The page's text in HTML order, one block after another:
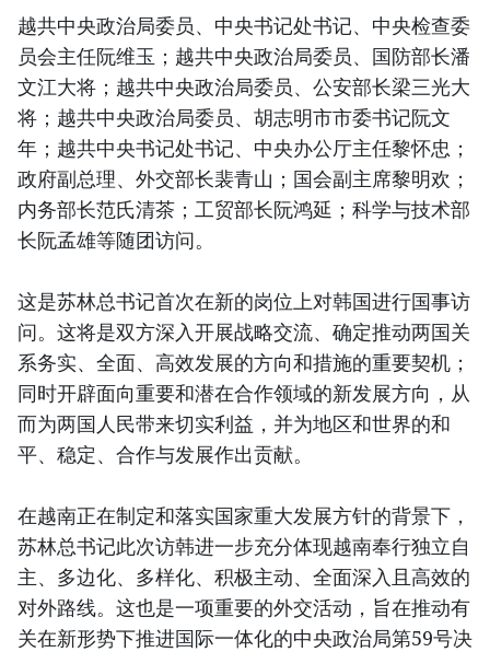
越共中央政治局委员、中央书记处书记、中央检查委
员会主任阮维玉；越共中央政治局委员、国防部长潘
文江大将；越共中央政治局委员、公安部长梁三光大
将；越共中央政治局委员、胡志明市市委书记阮文
年；越共中央书记处书记、中央办公厅主任黎怀忠；
政府副总理、外交部长裴青山；国会副主席黎明欢；
内务部长范氏清茶；工贸部长阮鸿延；科学与技术部
长阮孟雄等随团访问。
这是苏林总书记首次在新的岗位上对韩国进行国事访
问。这将是双方深入开展战略交流、确定推动两国关
系务实、全面、高效发展的方向和措施的重要契机；
同时开辟面向重要和潜在合作领域的新发展方向，从
而为两国人民带来切实利益，并为地区和世界的和
平、稳定、合作与发展作出贡献。
在越南正在制定和落实国家重大发展方针的背景下，
苏林总书记此次访韩进一步充分体现越南奉行独立自
主、多边化、多样化、积极主动、全面深入且高效的
对外路线。这也是一项重要的外交活动，旨在推动有
关在新形势下推进国际一体化的中央政治局第59号决